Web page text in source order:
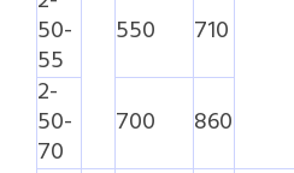
50-
55
550
710
2-
50-
70
700 860